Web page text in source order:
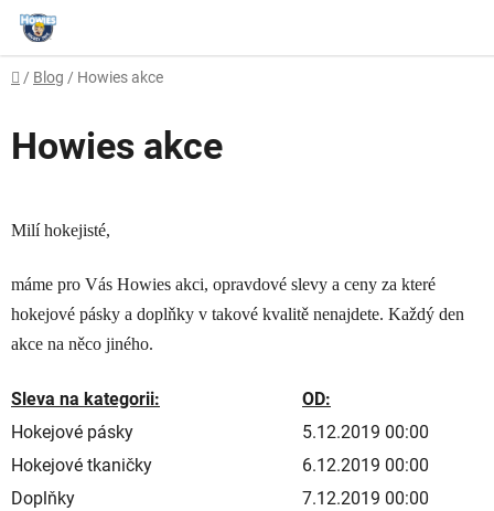
Přejít
obsah
Domů
/ Blog / Howies akce
Howies akce
Milí hokejisté,
máme pro Vás Howies akci, opravdové slevy a ceny za které
hokejové pásky a doplňky v takové kvalitě nenajdete. Každý den
akce na něco jiného.
Sleva na kategorii:
OD:
Hokejové pásky
5.12.2019 00:00
Hokejové tkaničky
6.12.2019 00:00
Doplňky
7.12.2019 00:00